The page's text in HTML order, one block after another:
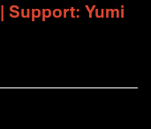
Support: Yumi